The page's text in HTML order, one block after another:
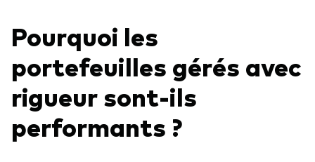
Pourquoi les
portefeuilles gérés avec
rigueur sont-ils
performants ?